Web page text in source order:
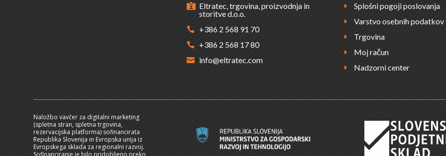
 Eltratec, trgovina, proizvodnja in
storitve d.o.o.
 +386 2 568 91 70
 +386 2 568 17 80
 info@eltratec.com
E Splošni pogoji poslovanja
E Varstvo osebnih podatkov
E Trgovina
E Moj račun
E Nadzorni center
Naložbo vavčer za digitalni marketing
(spletna stran, spletna trgovina,
rezervacijska platforma) sofinancirata
Republika Slovenija in Evropska unija iz
Evropskega sklada za regionalni razvoj.
Sofinanciranje je bilo pridobljeno preko